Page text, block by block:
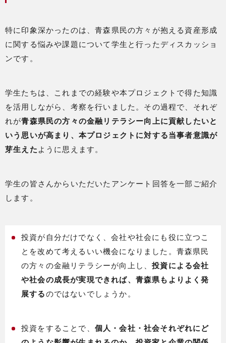
特に印象深かったのは、青森県民の方々が抱える資産形成
に関する悩みや課題について学生と行ったディスカッショ
ンです。
学生たちは、これまでの経験や本プロジェクトで得た知識
を活用しながら、考察を行いました。その過程で、それぞ
れが青森県民の方々の金融リテラシー向上に貢献したいと
いう思いが高まり、本プロジェクトに対する当事者意識が
芽生えた ように思えます。
学生の皆さんからいただいたアンケート回答を一部ご紹介
します。
投資が自分だけでなく、会社や社会にも役に立つこ
とを改めて考えるいい機会になりました。青森県民
の方々の金融リテラシーが向上し、投資による会社
や社会の成長が実現できれば、青森県もよりよく発
展するのではないでしょうか。
投資をすることで、 個人・会社・社会それぞれにど